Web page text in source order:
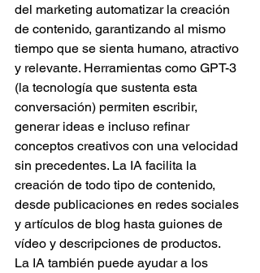
del marketing automatizar la creación
de contenido, garantizando al mismo
tiempo que se sienta humano, atractivo
y relevante. Herramientas como GPT-3
(la tecnología que sustenta esta
conversación) permiten escribir,
generar ideas e incluso refinar
conceptos creativos con una velocidad
sin precedentes. La IA facilita la
creación de todo tipo de contenido,
desde publicaciones en redes sociales
y artículos de blog hasta guiones de
vídeo y descripciones de productos.
La IA también puede ayudar a los